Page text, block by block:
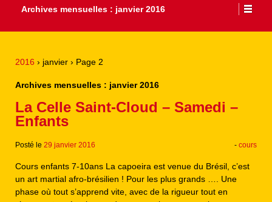
Archives mensuelles : janvier 2016
2016 › janvier › Page 2
Archives mensuelles : janvier 2016
La Celle Saint-Cloud – Samedi –
Enfants
Posté le 29 janvier 2016 - cours
Cours enfants 7-10ans La capoeira est venue du Brésil, c’est
un art martial afro-brésilien ! Pour les plus grands …. Une
phase où tout s’apprend vite, avec de la rigueur tout en